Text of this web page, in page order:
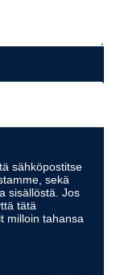
sähköpostitse
sekä
sisällöstä. Jos
tätä
milloin tahansa